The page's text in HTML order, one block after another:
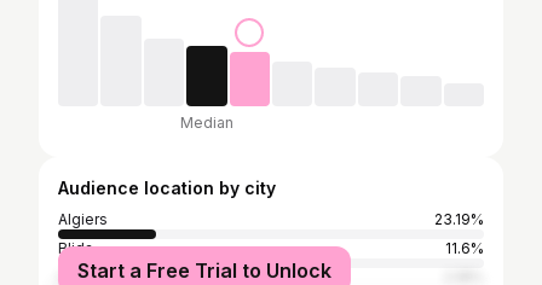
Median
Audience location by city
Algiers
23.19%
Blida
11.6%
OranStart a Free Trial to Unlock